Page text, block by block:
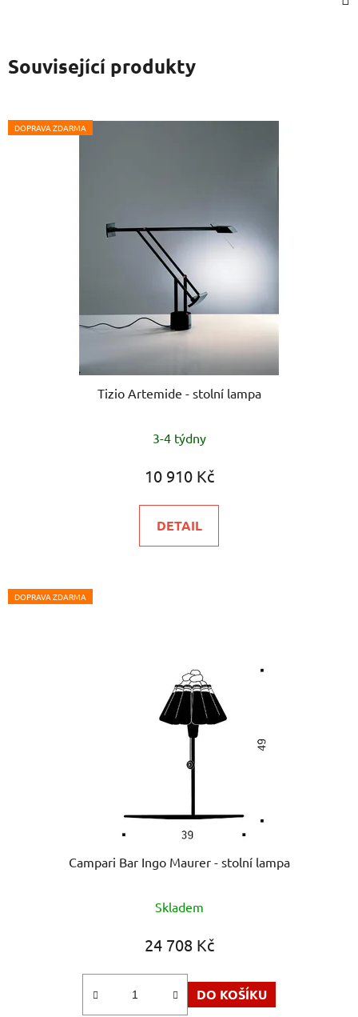
Související produkty
DOPRAVA ZDARMA
Tizio Artemide - stolní lampa
3-4 týdny
10 910 Kč
DETAIL
DOPRAVA ZDARMA
Campari Bar Ingo Maurer - stolní lampa
Skladem
24 708 Kč
DO KOŠÍKU